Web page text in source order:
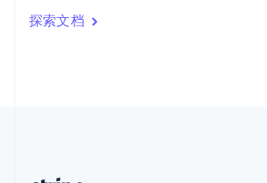
探索文档
印度
English